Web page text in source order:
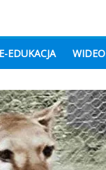
EDUKACJA WIDEO